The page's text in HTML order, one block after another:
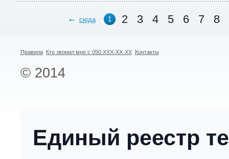
сюда 1 2 3 4 5 6 7 8
Правила Кто звонил мне с 050 XXX-XX-XX Контакты
© 2014
Единый реестр